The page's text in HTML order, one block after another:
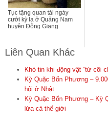
Tục tặng quan tài ngày
cưới kỳ lạ ở Quảng Nam
huyện Đông Giang
Liên Quan Khác
Khó tin khi động vật “từ cõi
Kỳ Quặc Bốn Phương –
hội ở Nhật
Kỳ Quặc Bốn Phương – Kỳ
lừa cả thế giới